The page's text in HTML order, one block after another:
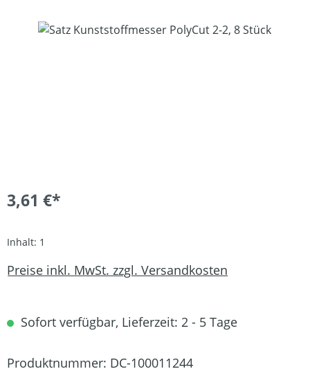
Bildergalerie überspringen
3,61 €*
Inhalt: 1
Preise inkl. MwSt. zzgl. Versandkosten
Sofort verfügbar, Lieferzeit: 2 - 5 Tage
Produktnummer: DC-100011244